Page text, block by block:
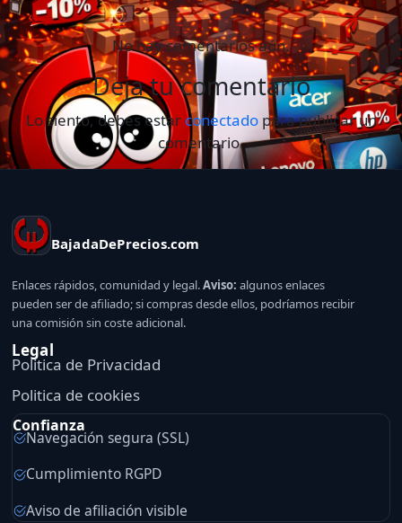
No hay comentarios aún.
Deja tu comentario
Lo siento, debes estar conectadopara publicar un
comentario.
BajadaDePrecios.com
Enlaces rápidos, comunidad y legal.Aviso: algunos enlaces
pueden ser de afiliado; si compras desde ellos, podríamos recibir
una comisión sin coste adicional.
Legal
Politica de Privacidad
Politica de cookies
Confianza
Navegación segura (SSL)
Cumplimiento RGPD
Aviso de afiliación visible